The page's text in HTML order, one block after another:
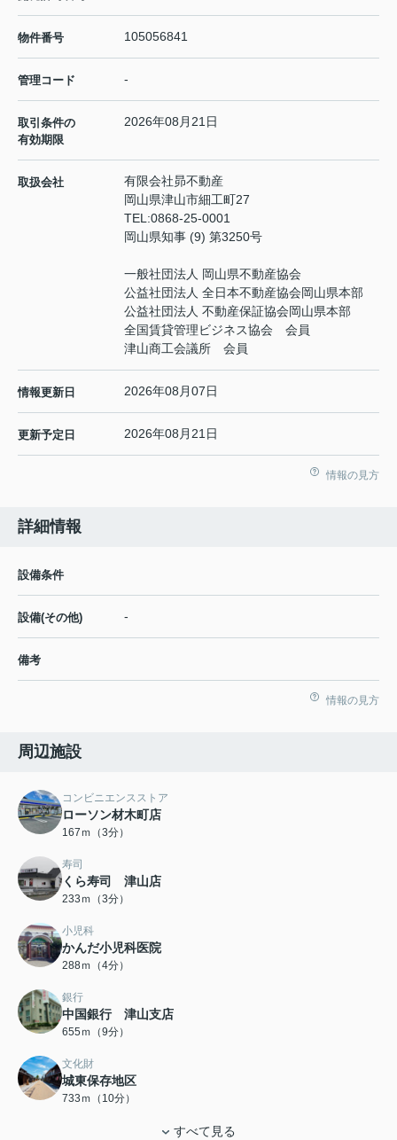
物件番号 105056841
管理コード -
取引条件の
有効期限
2026年08月21日
取扱会社
有限会社昴不動産
岡山県津山市細工町27
TEL:0868-25-0001
岡山県知事 (9) 第3250号
一般社団法人 岡山県不動産協会
公益社団法人 全日本不動産協会岡山県本部
公益社団法人 不動産保証協会岡山県本部
全国賃貸管理ビジネス協会 会員
津山商工会議所 会員
情報更新日 2026年08月07日
更新予定日 2026年08月21日
情報の見方
詳細情報
設備条件
設備(その他) -
備考
情報の見方
周辺施設
コンビニエンスストア
ローソン材木町店
167ｍ（3分）
寿司
くら寿司 津山店
233ｍ（3分）
小児科
かんだ小児科医院
288ｍ（4分）
銀行
中国銀行 津山支店
655ｍ（9分）
文化財
城東保存地区
733ｍ（10分）
すべて見る